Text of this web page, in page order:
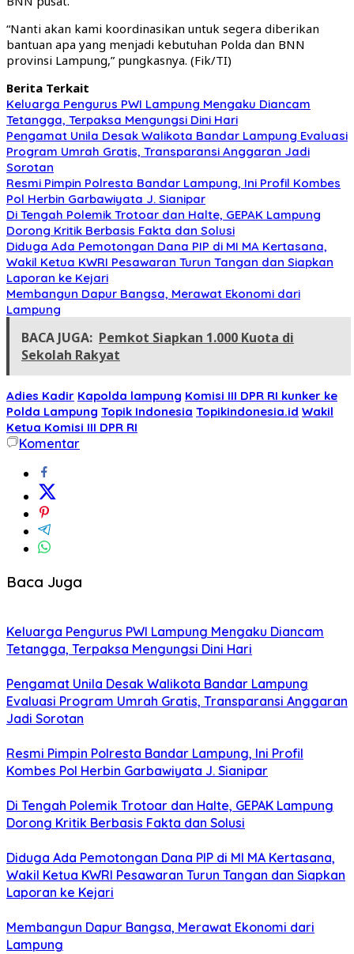
“Nanti akan kami koordinasikan untuk segera diberikan
bantuan apa yang menjadi kebutuhan Polda dan BNN
provinsi Lampung,” pungkasnya. (Fik/TI)
Berita Terkait
Keluarga Pengurus PWI Lampung Mengaku Diancam
Tetangga, Terpaksa Mengungsi Dini Hari
Pengamat Unila Desak Walikota Bandar Lampung Evaluasi
Program Umrah Gratis, Transparansi Anggaran Jadi
Sorotan
Resmi Pimpin Polresta Bandar Lampung, Ini Profil Kombes
Pol Herbin Garbawiyata J. Sianipar
Di Tengah Polemik Trotoar dan Halte, GEPAK Lampung
Dorong Kritik Berbasis Fakta dan Solusi
Diduga Ada Pemotongan Dana PIP di MI MA Kertasana,
Wakil Ketua KWRI Pesawaran Turun Tangan dan Siapkan
Laporan ke Kejari
Membangun Dapur Bangsa, Merawat Ekonomi dari
Lampung
BACA JUGA: Pemkot Siapkan 1.000 Kuota di
Sekolah Rakyat
Adies Kadir Kapolda lampung Komisi III DPR RI kunker ke
Polda Lampung Topik Indonesia Topikindonesia.id Wakil
Ketua Komisi III DPR RI
Komentar
Baca Juga
Keluarga Pengurus PWI Lampung Mengaku Diancam
Tetangga, Terpaksa Mengungsi Dini Hari
Pengamat Unila Desak Walikota Bandar Lampung
Evaluasi Program Umrah Gratis, Transparansi Anggaran
Jadi Sorotan
Resmi Pimpin Polresta Bandar Lampung, Ini Profil
Kombes Pol Herbin Garbawiyata J. Sianipar
Di Tengah Polemik Trotoar dan Halte, GEPAK Lampung
Dorong Kritik Berbasis Fakta dan Solusi
Diduga Ada Pemotongan Dana PIP di MI MA Kertasana,
Wakil Ketua KWRI Pesawaran Turun Tangan dan Siapkan
Laporan ke Kejari
Membangun Dapur Bangsa, Merawat Ekonomi dari
Lampung